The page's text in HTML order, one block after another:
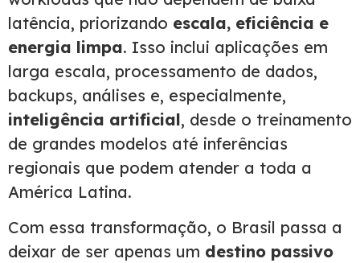
latência, priorizando escala, eficiência e
energia limpa. Isso inclui aplicações em
larga escala, processamento de dados,
backups, análises e, especialmente,
inteligência artificial, desde o treinamento
de grandes modelos até inferências
regionais que podem atender a toda a
América Latina.
Com essa transformação, o Brasil passa a
deixar de ser apenas um destino passivo